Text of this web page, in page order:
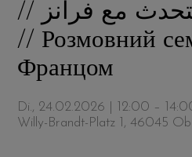
// ورشة عمل التحدث مع فرانز
// Розмовний
Францом
Di., 24.02.2026 | 12:00 –
Willy-Brandt-Platz 1, 46045